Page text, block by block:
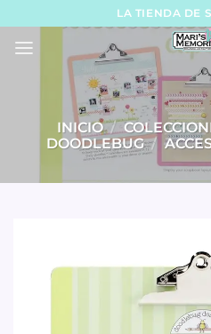
to
content
LA TIENDA DE
INICIO /
DOODLEBUG /